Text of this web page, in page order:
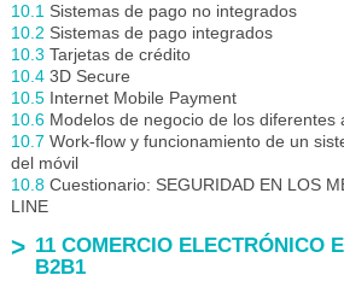
10.1 Sistemas de pago no integrados
10.2 Sistemas de pago integrados
10.3 Tarjetas de crédito
10.43D Secure
10.5Internet Mobile Payment
10.6Modelos de negocio de los diferentes
10.7 Work-flow y funcionamiento de un
del móvil
10.8Cuestionario: SEGURIDAD EN LOS
LINE
11 COMERCIO ELECTRÓNICO
B2B1